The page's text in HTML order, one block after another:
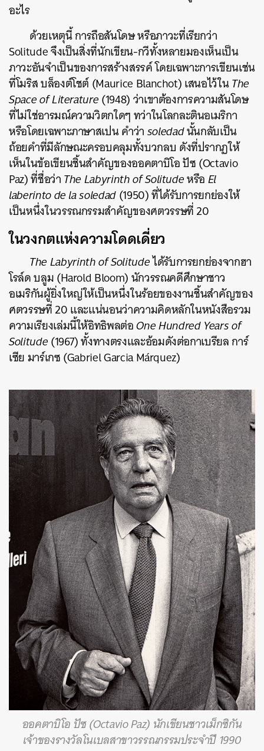
อะไร
ด้วยเหตุนี้ การถือสันโดษ หรือภาวะที่เรียกว่า
Solitude จึงเป็นสิ่งที่นักเขียน-กวีทั้งหลายมองเห็นเป็น
ภาวะอันจำเป็นของการสร้างสรรค์ โดยเฉพาะการเขียนเช่น
ที่โมริส บล็องต์โชต์ (Maurice Blanchot) เสนอไว้ในThe
Space of Literature(1948) ว่าเขาต้องการความสันโดษ
ที่ไม่ใช่อารมณ์ความวิตกใดๆทว่าในโลกละตินอเมริกา
หรือโดยเฉพาะภาษาสเปน คำว่าsoledadนั้นกลับเป็น
ถ้อยคำที่มีลักษณะครอบคลุมทั้งบวกลบ ดังที่ปรากฏให้
เห็นในข้อเขียนชิ้นสำคัญของออคตาบิโอ ปัซ (Octavio
Paz) ที่ชื่อว่าThe Labyrinth of SolitudeหรือEl
laberinto de la soledad(1950) ที่ได้รับการยกย่องให้
เป็นหนึ่งในวรรณกรรมสำคัญของศตวรรษที่ 20
ในวงกตแห่งความโดดเดี่ยว
The Labyrinth of Solitudeได้รับการยกย่องจากฮา
โรล์ด บลูม (Harold Bloom) นักวรรณคดีศึกษาชาว
อเมริกันผู้ยิ่งใหญ่ให้เป็นหนึ่งในร้อยของงานชิ้นสำคัญของ
ศตวรรษที่ 20 และแน่นอนว่าความคิดหลักในหนังสือรวม
ความเรียงเล่มนี้ให้อิทธิพลต่อOne Hundred Years of
Solitude(1967) ทั้งทางตรงและอ้อมดังต่อกาเบรียล การ์
เซีย มาร์เกซ (Gabriel Garcia Márquez)
ออคตาบิโอ ปัซ (Octavio Paz) นักเขียนชาวเม็กซิกัน
เจ้าของรางวัลโนเบลสาขาวรรณกรรมประจำปี 1990